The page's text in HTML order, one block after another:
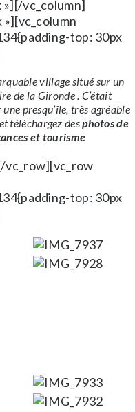
»][/vc_column]
»][vc_column
top: 30px
village situé sur un
de la Gironde . C’était
presqu’île, très agréable
téléchargez desphotos de
et tourisme
vc_row][vc_row
top: 30px